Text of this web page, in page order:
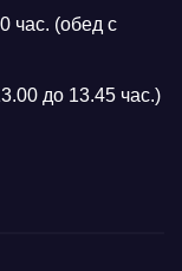
час. (обед с
до 13.45 час.)